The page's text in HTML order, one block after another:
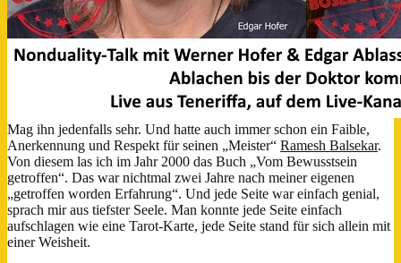
Mag ihn jedenfalls sehr. Und hatte auch immer schon ein Faible,
Anerkennung und Respekt für seinen „Meister“ Ramesh Balsekar.
Von diesem las ich im Jahr 2000 das Buch „Vom Bewusstsein
getroffen“. Das war nichtmal zwei Jahre nach meiner eigenen
„getroffen worden Erfahrung“. Und jede Seite war einfach genial,
sprach mir aus tiefster Seele. Man konnte jede Seite einfach
aufschlagen wie eine Tarot-Karte, jede Seite stand für sich allein mit
einer Weisheit.